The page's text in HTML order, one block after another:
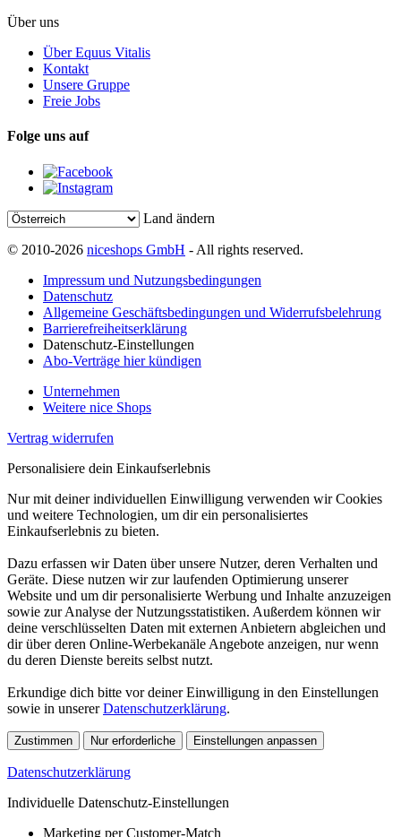
Über uns
Über Equus Vitalis
Kontakt
Unsere Gruppe
Freie Jobs
Folge uns auf
Land ändern
© 2010-2026 niceshops GmbH - All rights reserved.
Impressum und Nutzungsbedingungen
Datenschutz
Allgemeine Geschäftsbedingungen und Widerrufsbelehrung
Barrierefreiheitserklärung
Datenschutz-Einstellungen
Abo-Verträge hier kündigen
Unternehmen
Weitere nice Shops
Vertrag widerrufen
Personalisiere dein Einkaufserlebnis
Nur mit deiner individuellen Einwilligung verwenden wir Cookies
und weitere Technologien, um dir ein personalisiertes
Einkaufserlebnis zu bieten.
Dazu erfassen wir Daten über unsere Nutzer, deren Verhalten und
Geräte. Diese nutzen wir zur laufenden Optimierung unserer
Website und um dir personalisierte Werbung und Inhalte anzuzeigen
sowie zur Analyse der Nutzungsstatistiken. Außerdem können wir
deine verschlüsselten Daten mit externen Anbietern abgleichen und
dir über deren Online-Werbekanäle Angebote anzeigen, nur wenn
du deren Dienste bereits selbst nutzt.
Erkundige dich bitte vor deiner Einwilligung in den Einstellungen
sowie in unsererDatenschutzerklärung.
Zustimmen Nur erforderliche Einstellungen anpassen
Datenschutzerklärung
Individuelle Datenschutz-Einstellungen
Marketing per Customer-Match